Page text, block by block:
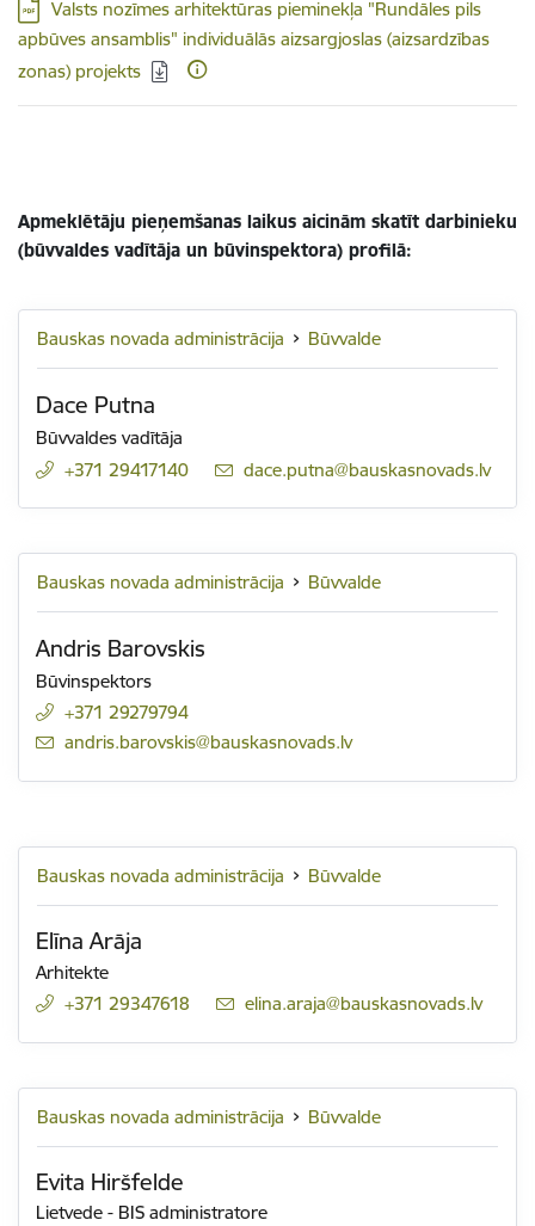
Lejupielādēt:
Valsts nozīmes arhitektūras pieminekļa "Rundāles pils
apbūves ansamblis" individuālās aizsargjoslas (aizsardzības
zonas) projekts
Apmeklētāju pieņemšanas laikus aicinām skatīt darbinieku
(būvvaldes vadītāja un būvinspektora) profilā:
Bauskas novada administrācija Būvvalde
Dace Putna
Būvvaldes vadītāja
+371 29417140
E-pasts:
dace.putna@bauskasnovads.lv
Bauskas novada administrācija Būvvalde
Andris Barovskis
Būvinspektors
+371 29279794
E-pasts:
andris.barovskis@bauskasnovads.lv
Bauskas novada administrācija Būvvalde
Elīna Arāja
Arhitekte
+371 29347618
E-pasts:
elina.araja@bauskasnovads.lv
Bauskas novada administrācija Būvvalde
Evita Hiršfelde
Lietvede - BIS administratore